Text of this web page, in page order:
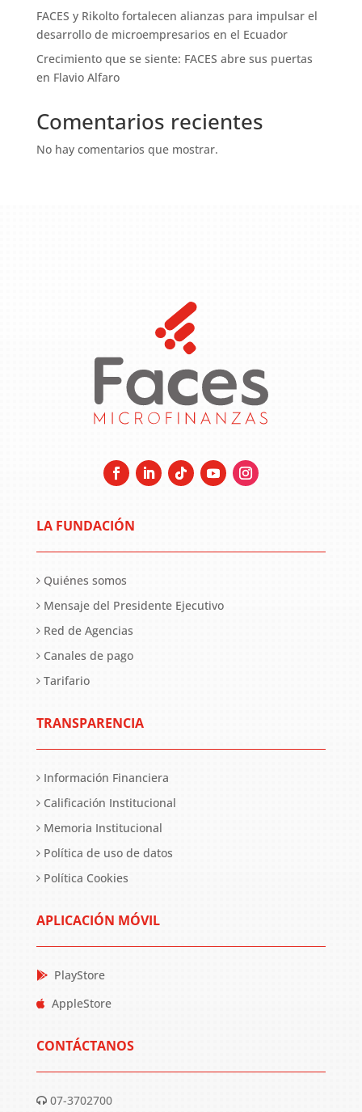
FACES y Rikolto fortalecen alianzas para impulsar el
desarrollo de microempresarios en el Ecuador
Crecimiento que se siente: FACES abre sus puertas
en Flavio Alfaro
Comentarios recientes
No hay comentarios que mostrar.
LA FUNDACIÓN
Quiénes somos
Mensaje del Presidente Ejecutivo
Red de Agencias
Canales de pago
Tarifario
TRANSPARENCIA
Información Financiera
Calificación Institucional
Memoria Institucional
Política de uso de datos
Política Cookies
APLICACIÓN MÓVIL
PlayStore
AppleStore
CONTÁCTANOS
07-3702700